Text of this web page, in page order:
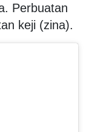
Perbuatan
keji (zina).